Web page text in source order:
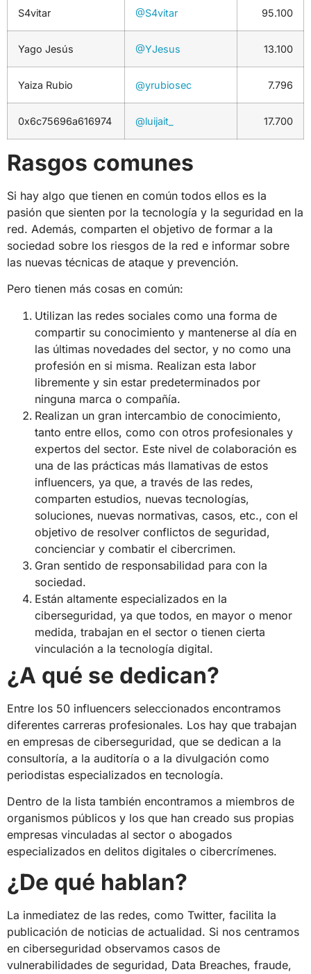
S4vitar @S4vitar 95.100
Yago Jesús @YJesus 13.100
Yaiza Rubio @yrubiosec 7.796
0x6c75696a616974 @luijait_ 17.700
Rasgos comunes
Si hay algo que tienen en común todos ellos es la
pasión que sienten por la tecnología y la seguridad en la
red. Además, comparten el objetivo de formar a la
sociedad sobre los riesgos de la red e informar sobre
las nuevas técnicas de ataque y prevención.
Pero tienen más cosas en común:
Utilizan las redes sociales como una forma de
compartir su conocimiento y mantenerse al día en
las últimas novedades del sector, y no como una
profesión en si misma. Realizan esta labor
libremente y sin estar predeterminados por
ninguna marca o compañía.
Realizan un gran intercambio de conocimiento,
tanto entre ellos, como con otros profesionales y
expertos del sector. Este nivel de colaboración es
una de las prácticas más llamativas de estos
influencers, ya que, a través de las redes,
comparten estudios, nuevas tecnologías,
soluciones, nuevas normativas, casos, etc., con el
objetivo de resolver conflictos de seguridad,
concienciar y combatir el cibercrimen.
Gran sentido de responsabilidad para con la
sociedad.
Están altamente especializados en la
ciberseguridad, ya que todos, en mayor o menor
medida, trabajan en el sector o tienen cierta
vinculación a la tecnología digital.
¿A qué se dedican?
Entre los 50 influencers seleccionados encontramos
diferentes carreras profesionales. Los hay que trabajan
en empresas de ciberseguridad, que se dedican a la
consultoría, a la auditoría o a la divulgación como
periodistas especializados en tecnología.
Dentro de la lista también encontramos a miembros de
organismos públicos y los que han creado sus propias
empresas vinculadas al sector o abogados
especializados en delitos digitales o cibercrímenes.
¿De qué hablan?
La inmediatez de las redes, como Twitter, facilita la
publicación de noticias de actualidad. Si nos centramos
en ciberseguridad observamos casos de
vulnerabilidades de seguridad, Data Breaches, fraude,